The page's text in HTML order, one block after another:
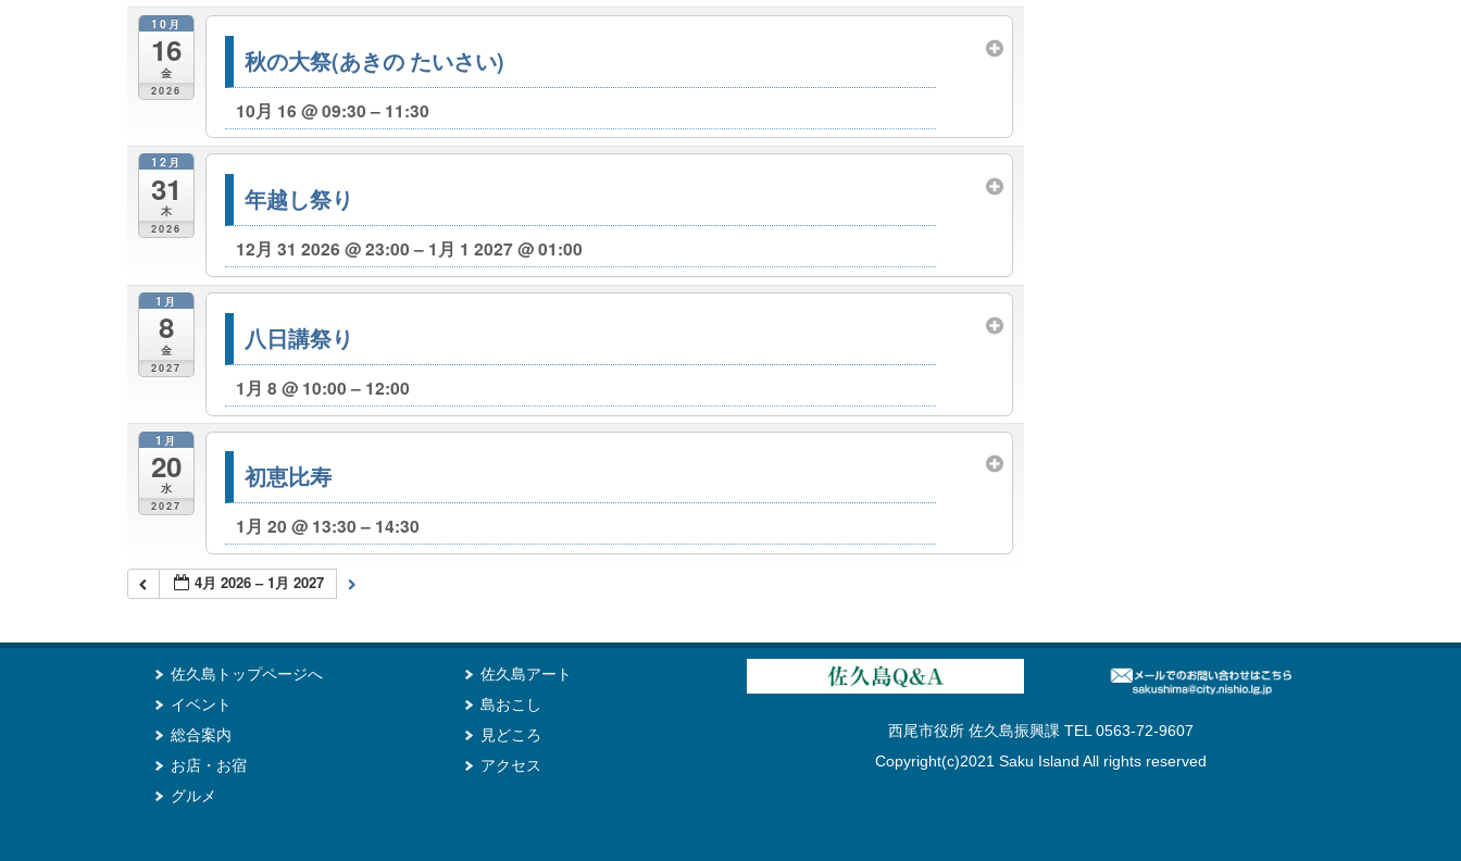
10月
16
金
2026
秋の大祭(あきの たいさい)
10月 16 @ 09:30 – 11:30
12月
31
木
2026
年越し祭り
12月 31 2026 @ 23:00 – 1月 1 2027 @ 01:00
1月
8
金
2027
八日講祭り
1月 8 @ 10:00 – 12:00
1月
20
水
2027
初恵比寿
1月 20 @ 13:30 – 14:30
4月 2026 – 1月 2027
佐久島トップページへ
イベント
総合案内
お店・お宿
グルメ
佐久島アート
島おこし
見どころ
アクセス
西尾市役所 佐久島振興課 TEL 0563-72-9607
Copyright(c)2021 Saku Island All rights reserved